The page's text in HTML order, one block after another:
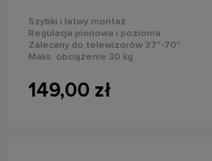
Szybki i łatwy montaż
Regulacja pionowa i pozioma
Zalecany do telewizorów 37"-70"
Maks. obciążenie 30 kg
149,00 zł